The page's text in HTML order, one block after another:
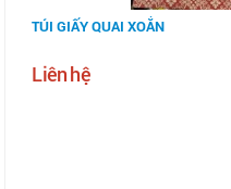
TÚI GIẤY QUAI XOẮN
Liên hệ